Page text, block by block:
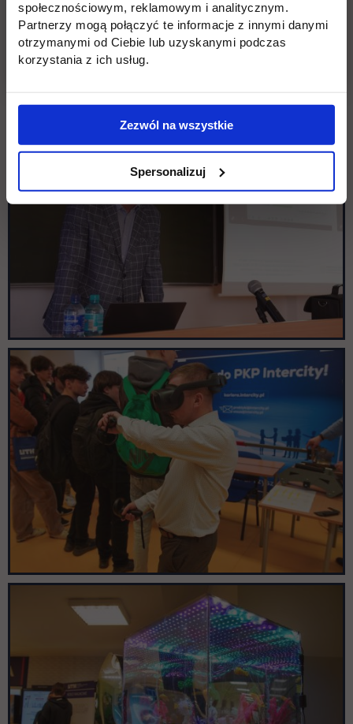
społecznościowym, reklamowym i analitycznym.
Partnerzy mogą połączyć te informacje z innymi danymi
otrzymanymi od Ciebie lub uzyskanymi podczas
korzystania z ich usług.
Zezwól na wszystkie
Spersonalizuj